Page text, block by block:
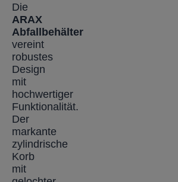
Die
ARAX
Abfallbehälter
vereint
robustes
Design
mit
hochwertiger
Funktionalität.
Der
markante
zylindrische
Korb
mit